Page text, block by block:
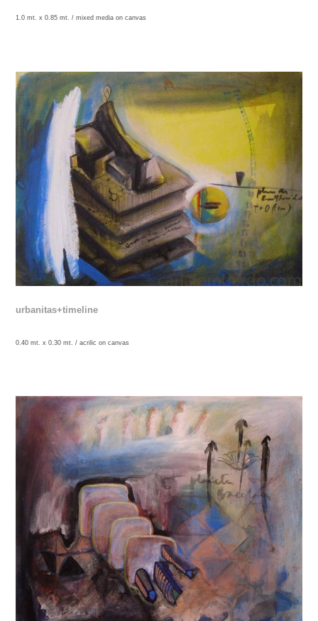
1.0 mt. x 0.85 mt. /mixed media on canvas
urbanitas+timeline
0.40 mt. x 0.30 mt. /acrilic on canvas